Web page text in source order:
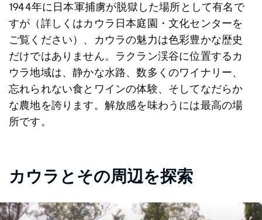
1944年に日本軍捕虜が脱獄した場所として有名で
すが（詳しくはカウラ日本庭園・文化センターを
ご覧ください）、カウラの魅力は色彩豊かな歴史
だけではありません。ラクラン渓谷に位置するカ
ウラ地域は、静かな水路、数多くのワイナリー、
忘れられない食とワインの体験、そしてなだらか
な農地を誇ります。解放感を味わうには最高の場
所です。
カウラとその周辺を探索